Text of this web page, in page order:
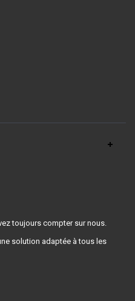
toujours compter sur nous.
solution adaptée à tous les